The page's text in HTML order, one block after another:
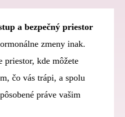
a bezpečný priestor
zmeny inak.
priestor, kde môžete
čo vás trápi, a spolu
práve vašim